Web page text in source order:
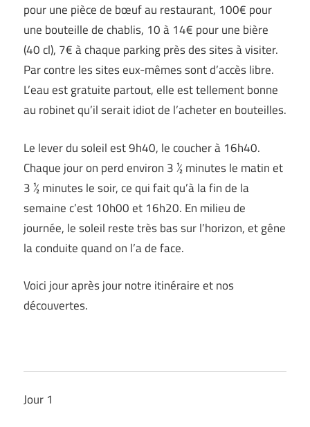
pour une pièce de bœuf au restaurant, 100€ pour
une bouteille de chablis, 10 à 14€ pour une bière
(40 cl), 7€ à chaque parking près des sites à visiter.
Par contre les sites eux-mêmes sont d’accès libre.
L’eau est gratuite partout, elle est tellement bonne
au robinet qu’il serait idiot de l’acheter en bouteilles.
Le lever du soleil est 9h40, le coucher à 16h40.
Chaque jour on perd environ 3 ½ minutes le matin et
3 ½ minutes le soir, ce qui fait qu’à la fin de la
semaine c’est 10h00 et 16h20. En milieu de
journée, le soleil reste très bas sur l’horizon, et gêne
la conduite quand on l’a de face.
Voici jour après jour notre itinéraire et nos
découvertes.
Jour 1